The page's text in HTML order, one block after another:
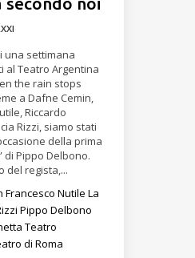
una settimana
al Teatro Argentina
the rain stops
a Dafne Cemin,
Riccardo
Rizzi, siamo stati
della prima
di Pippo Delbono.
del regista,...
Francesco Nutile La
Pippo Delbono
Teatro
di Roma